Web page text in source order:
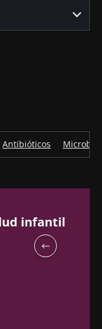
Antibióticos
infantil